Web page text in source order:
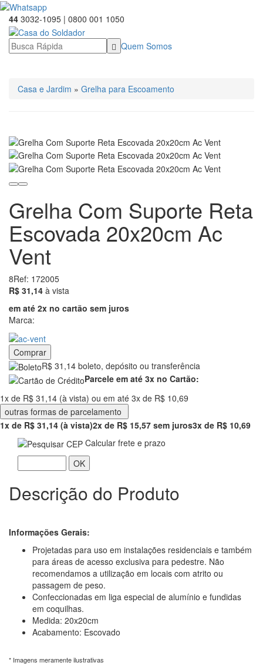
44 3032-1095 | 0800 001 1050
Quem Somos
Casa e Jardim » Grelha para Escoamento
Grelha Com Suporte Reta
Escovada 20x20cm Ac
Vent
8Ref: 172005
31.14
R$ 31,14 à vista
em até 2x no cartão sem juros
Marca:
Comprar
R$ 31,14 boleto, depósito ou transferência
Parcele em até 3x no Cartão:
1x de R$ 31,14 (à vista) ou em até 3x de R$ 10,69
outras formas de parcelamento
1x de R$ 31,14 (à vista)2x de R$ 15,57 sem juros3x de R$ 10,69
Calcular frete e prazo
OK
Descrição do Produto
Informações Gerais:
Projetadas para uso em instalações residenciais e também
para áreas de acesso exclusiva para pedestre. Não
recomendamos a utilização em locais com atrito ou
passagem de peso.
Confeccionadas em liga especial de alumínio e fundidas
em coquilhas.
Medida: 20x20cm
Acabamento: Escovado
* Imagens meramente ilustrativas